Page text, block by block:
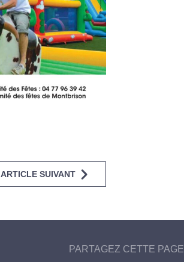
ARTICLE SUIVANT
PARTAGEZ CETTE PAGE